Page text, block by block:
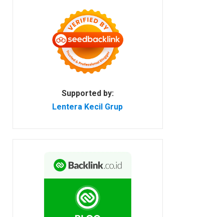
Supported by:
Lentera Kecil Grup